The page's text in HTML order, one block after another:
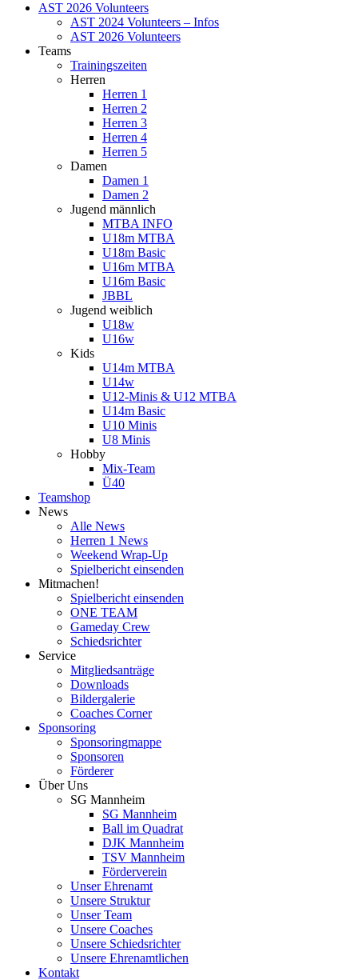
AST 2026 Volunteers
AST 2024 Volunteers – Infos
AST 2026 Volunteers
Teams
Trainingszeiten
Herren
Herren 1
Herren 2
Herren 3
Herren 4
Herren 5
Damen
Damen 1
Damen 2
Jugend männlich
MTBA INFO
U18m MTBA
U18m Basic
U16m MTBA
U16m Basic
JBBL
Jugend weiblich
U18w
U16w
Kids
U14m MTBA
U14w
U12-Minis & U12 MTBA
U14m Basic
U10 Minis
U8 Minis
Hobby
Mix-Team
Ü40
Teamshop
News
Alle News
Herren 1 News
Weekend Wrap-Up
Spielbericht einsenden
Mitmachen!
Spielbericht einsenden
ONE TEAM
Gameday Crew
Schiedsrichter
Service
Mitgliedsanträge
Downloads
Bildergalerie
Coaches Corner
Sponsoring
Sponsoringmappe
Sponsoren
Förderer
Über Uns
SG Mannheim
SG Mannheim
Ball im Quadrat
DJK Mannheim
TSV Mannheim
Förderverein
Unser Ehrenamt
Unsere Struktur
Unser Team
Unsere Coaches
Unsere Schiedsrichter
Unsere Ehrenamtlichen
Kontakt